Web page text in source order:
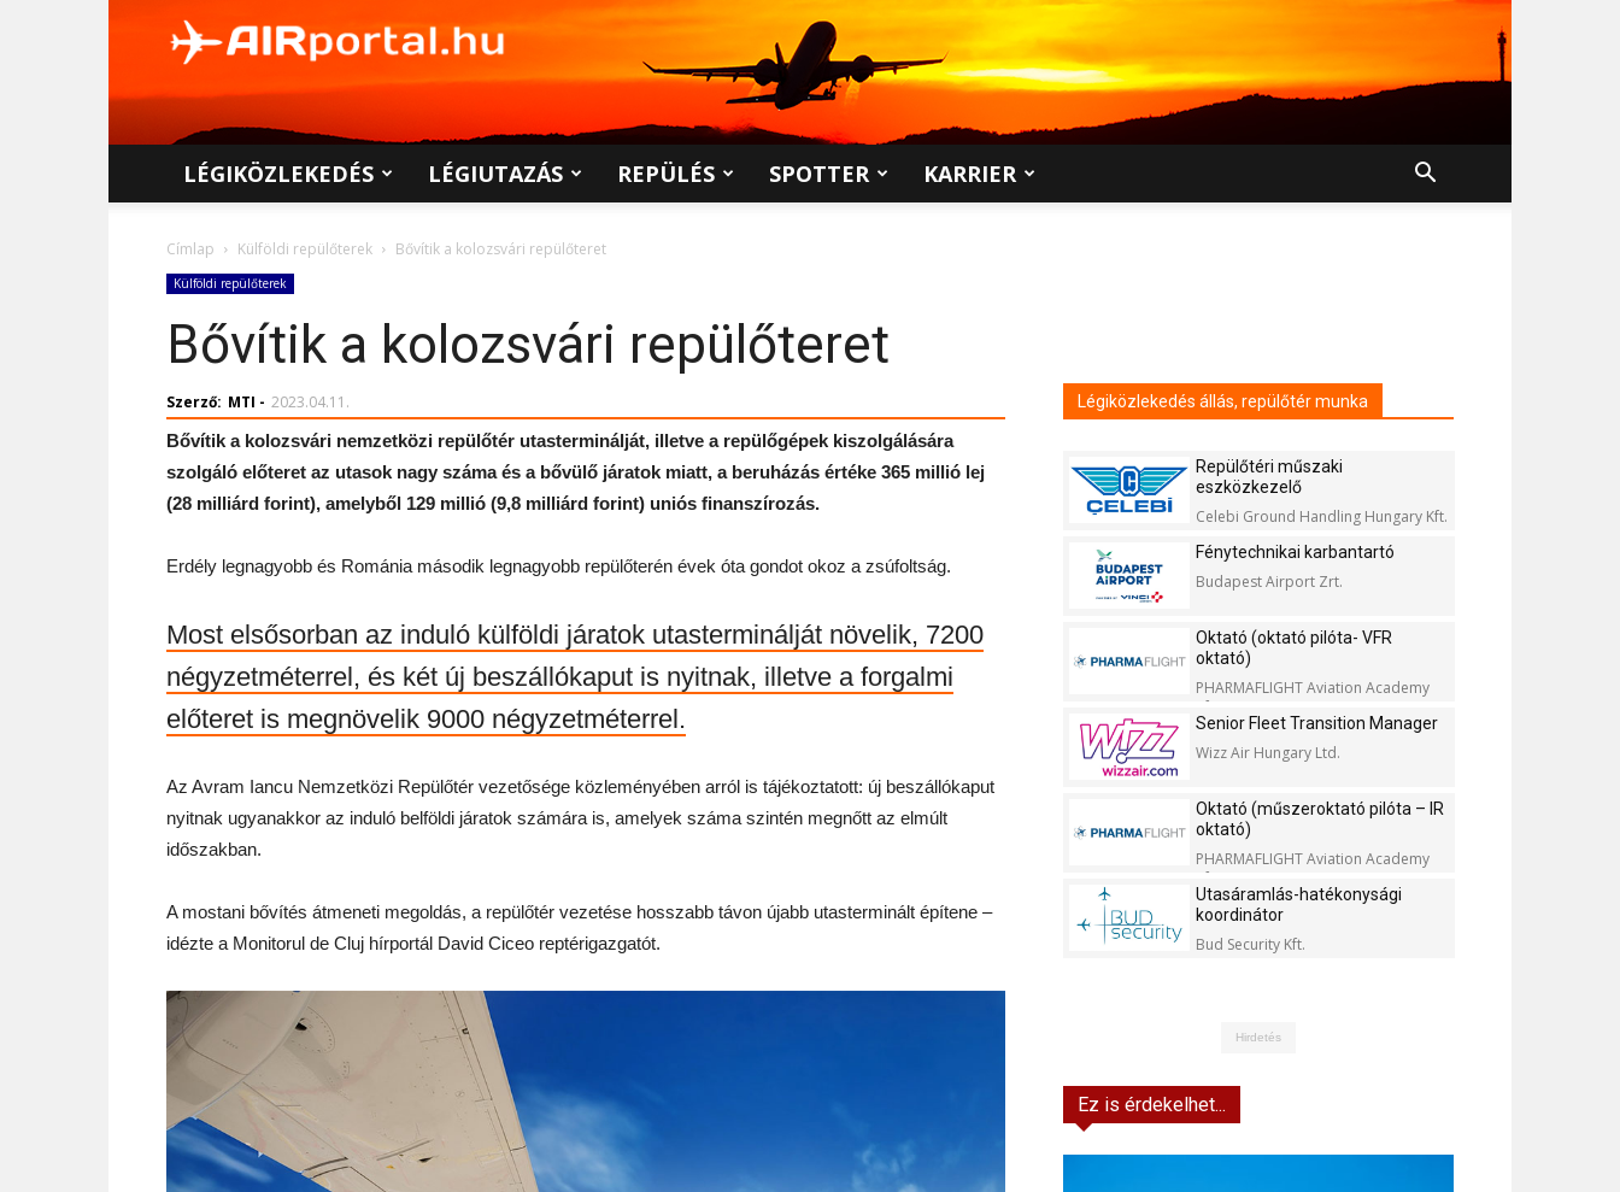
LÉGIKÖZLEKEDÉS LÉGIUTAZÁS REPÜLÉS SPOTTER KARRIER
Címlap Külföldi repülőterek Bővítik a kolozsvári repülőteret
Külföldi repülőterek
Bővítik a kolozsvári repülőteret
Szerző: MTI - 2023.04.11.
Bővítik a kolozsvári nemzetközi repülőtér utasterminálját, illetve a repülőgépek kiszolgálására
szolgáló előteret az utasok nagy száma és a bővülő járatok miatt, a beruházás értéke 365 millió lej
(28 milliárd forint), amelyből 129 millió (9,8 milliárd forint) uniós finanszírozás.
Erdély legnagyobb és Románia második legnagyobb repülőterén évek óta gondot okoz a zsúfoltság.
Most elsősorban az induló külföldi járatok utasterminálját növelik, 7200
négyzetméterrel, és két új beszállókaput is nyitnak, illetve a forgalmi
előteret is megnövelik 9000 négyzetméterrel.
Az Avram Iancu Nemzetközi Repülőtér vezetősége közleményében arról is tájékoztatott: új beszállókaput
nyitnak ugyanakkor az induló belföldi járatok számára is, amelyek száma szintén megnőtt az elmúlt
időszakban.
A mostani bővítés átmeneti megoldás, a repülőtér vezetése hosszabb távon újabb utasterminált építene –
idézte a Monitorul de Cluj hírportál David Ciceo reptérigazgatót.
Légiközlekedés állás, repülőtér munka
Repülőtéri műszaki
eszközkezelő
Celebi Ground Handling Hungary Kft.
Fénytechnikai karbantartó
Budapest Airport Zrt.
Oktató (oktató pilóta- VFR
oktató)
PHARMAFLIGHT Aviation Academy
Kft.
Senior Fleet Transition Manager
Wizz Air Hungary Ltd.
Oktató (műszeroktató pilóta – IR
oktató)
PHARMAFLIGHT Aviation Academy
Kft.
Utasáramlás-hatékonysági
koordinátor
Bud Security Kft.
Hirdetés
Ez is érdekelhet...